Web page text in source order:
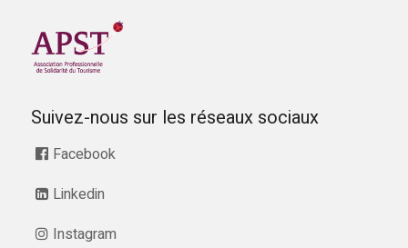
Suivez-nous sur les réseaux sociaux
Facebook
Linkedin
Instagram